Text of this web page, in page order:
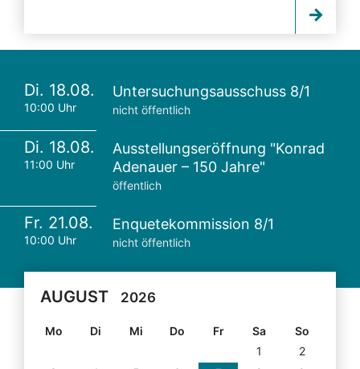
Di. 18.08.
10:00 Uhr
Untersuchungsausschuss 8/1
nicht öffentlich
Di. 18.08.
11:00 Uhr
Ausstellungseröffnung "Konrad
Adenauer – 150 Jahre"
öffentlich
Fr. 21.08.
10:00 Uhr
Enquetekommission 8/1
nicht öffentlich
AUGUST 2026
Mo Di Mi Do Fr Sa
So
1
2